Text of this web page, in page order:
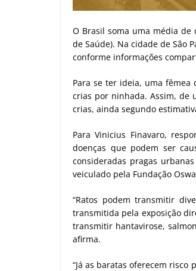
O Brasil soma uma média
de Saúde). Na cidade de São
conforme informações
Para se ter ideia, uma fêmea
crias por ninhada. Assim, de
crias, ainda segundo
Para Vinicius Finavaro,
doenças que podem ser
consideradas pragas
veiculado pela Fundação
“Ratos podem transmitir
transmitida pela exposição
transmitir hantavirose,
afirma.
“Já as baratas oferecem